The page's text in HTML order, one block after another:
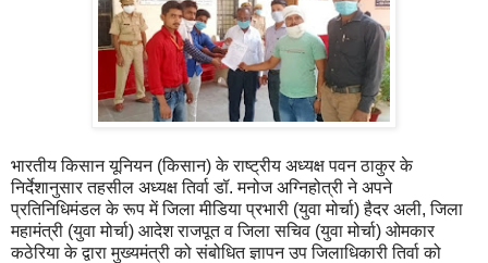
भारतीय किसान यूनियन (किसान) के राष्ट्रीय अध्यक्ष पवन ठाकुर के
निर्देशानुसार तहसील अध्यक्ष तिर्वा डॉ. मनोज अग्निहोत्री ने अपने
प्रतिनिधिमंडल के रूप में जिला मीडिया प्रभारी (युवा मोर्चा) हैदर अली, जिला
महामंत्री (युवा मोर्चा) आदेश राजपूत व जिला सचिव (युवा मोर्चा) ओमकार
कठेरिया के द्वारा मुख्यमंत्री को संबोधित ज्ञापन उप जिलाधिकारी तिर्वा को